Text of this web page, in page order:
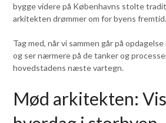
bygge videre på Københavns stolte
arkitekten drømmer om for byens fremtid.
Tag med, når vi sammen går på
og ser nærmere på de tanker og
hovedstadens næste vartegn.
Mød arkitekten: